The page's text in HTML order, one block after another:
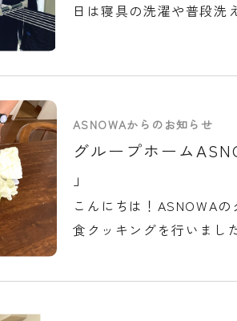
日は寝具の洗濯や普段
ASNOWAからのお知らせ
グループホーム
」
こんにちは！ASNOWA
食クッキングを行いま